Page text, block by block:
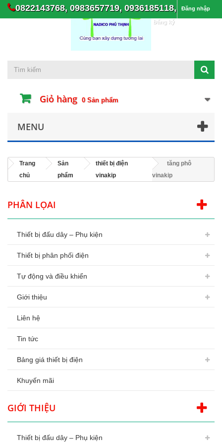
0822143768, 0983657719, 0936185118, Đăng nhập
Đăng ký
Giỏ hàng 0 Sản phẩm
MENU
Trang
chủ
Sản
phẩm
thiết bị điện
vinakip
tăng phô
vinakip
PHÂN LỌAI
Thiết bị đấu dây – Phụ kiện
Thiết bị phân phối điện
Tự động và điều khiển
Giới thiệu
Liên hệ
Tin tức
Bảng giá thiết bị điện
Khuyến mãi
GIỚI THIỆU
Thiết bị đấu dây – Phụ kiện